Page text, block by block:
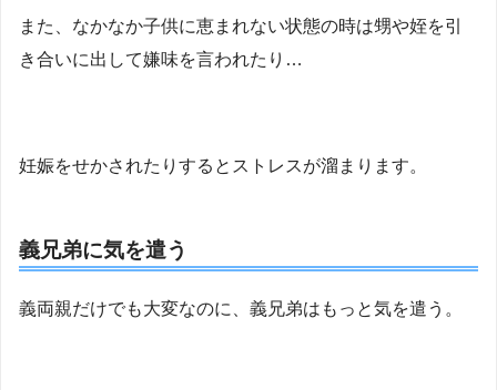
また、なかなか子供に恵まれない状態の時は甥や姪を引
き合いに出して嫌味を言われたり…
妊娠をせかされたりするとストレスが溜まります。
義兄弟に気を遣う
義両親だけでも大変なのに、義兄弟はもっと気を遣う。